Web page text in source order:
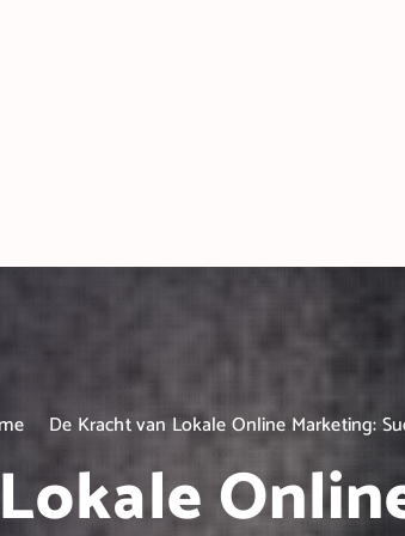
De Kracht van Lokale Online Marketing: